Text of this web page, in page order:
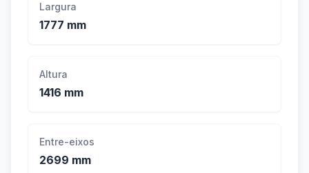
Largura
1777 mm
Altura
1416 mm
Entre-eixos
2699 mm